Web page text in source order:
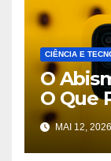
CIÊNCIA E
O
O Que
MAI 12, 2026